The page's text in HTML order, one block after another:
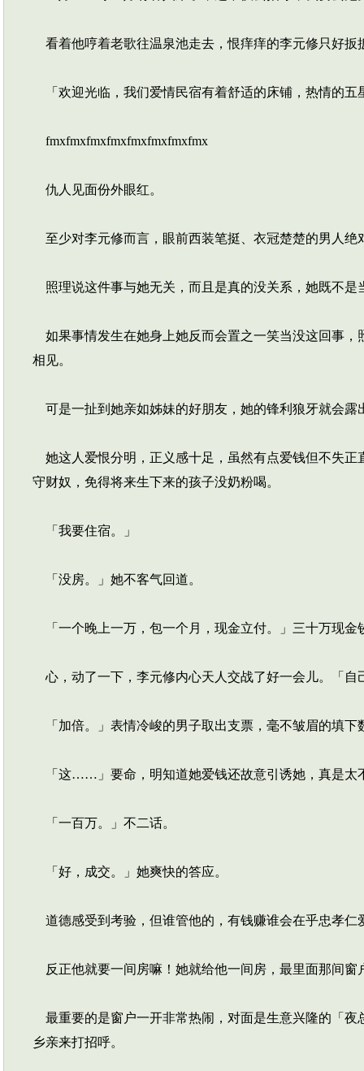
看着他哼着老歌往温泉池走去，恨痒痒的李元修只好
「欢迎光临，我们爱情民宿有着舒适的床铺，热情的
fmxfmxfmxfmxfmxfmxfmxfmx
仇人见面份外眼红。
至少对李元修而言，眼前西装笔挺、衣冠楚楚的男人
照理说这件事与她无关，而且是真的没关系，她既不是
如果事情发生在她身上她反而会置之一笑当没这回事，
相见。
可是一扯到她亲如姊妹的好朋友，她的锋利狼牙就会露
她这人爱恨分明，正义感十足，虽然有点爱钱但不失正
守财奴，免得将来生下来的孩子没奶粉喝。
「我要住宿。」
「没房。」她不客气回道。
「一个晚上一万，包一个月，现金立付。」三十万现金
心，动了一下，李元修内心天人交战了好一会儿。「
「加倍。」表情冷峻的男子取出支票，毫不皱眉的填下
「这……」要命，明知道她爱钱还故意引诱她，真是太
「一百万。」不二话。
「好，成交。」她爽快的答应。
道德感受到考验，但谁管他的，有钱赚谁会在乎忠孝
反正他就要一间房嘛！她就给他一间房，最里面那间窗
最重要的是窗户一开非常热闹，对面是生意兴隆的「夜
乡亲来打招呼。